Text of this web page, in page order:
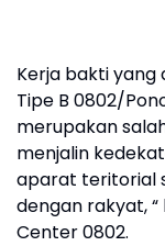
Kerja bakti yang
Tipe B 0802/
merupakan
menjalin
aparat teritorial
dengan rakyat,
Center 0802.